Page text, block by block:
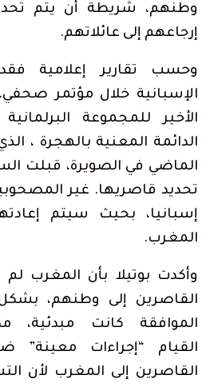
وطنهم، شريطة أن يتم
إرجاعهم إلى عائلاتهم.
وحسب تقارير إعلامية
الإسبانية خلال مؤتمر
الأخير للمجموعة
الماضي في الصويرة، قبلت
تحديد قاصريها. غير
إسبانيا، بحيث سيتم
المغرب.
وأكدت بوتيلا بأن المغرب لم
القاصرين إلى وطنهم،
الموافقة كانت
القيام “إجراءات معينة”
القاصرين إلى المغرب لأن